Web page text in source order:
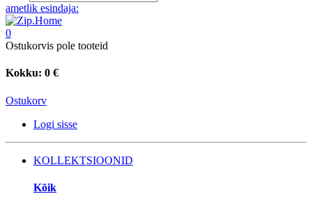
ametlik esindaja:
0
Ostukorvis pole tooteid
Kokku: 0 €
Ostukorv
Logi sisse
KOLLEKTSIOONID
Kõik